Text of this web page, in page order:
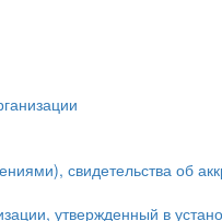
свидетельства об
утвержденный в